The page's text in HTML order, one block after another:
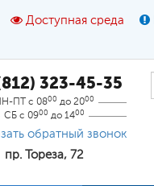
Доступная среда
323-45-35
ПТ с 0800 до 2000
СБ с 0900 до 1400
обратный звонок
пр. Тореза, 72